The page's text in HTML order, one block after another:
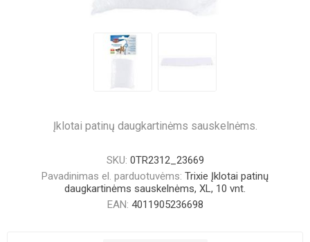
Įklotai patinų daugkartinėms sauskelnėms.
SKU: 0TR2312_23669
Pavadinimas el. parduotuvėms: Trixie Įklotai patinų
daugkartinėms sauskelnėms, XL, 10 vnt.
EAN: 4011905236698